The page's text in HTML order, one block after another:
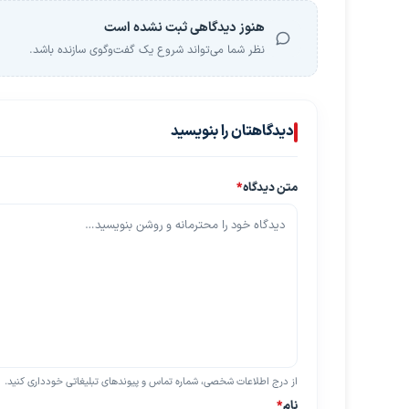
هنوز دیدگاهی ثبت نشده است
نظر شما می‌تواند شروع یک گفت‌وگوی سازنده باشد.
دیدگاهتان را بنویسید
متن دیدگاه*
از درج اطلاعات شخصی، شماره تماس و پیوندهای تبلیغاتی خودداری کنید.